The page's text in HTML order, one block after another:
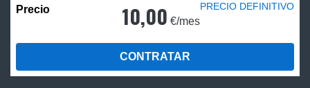
10,00 €/mes
PRECIO DEFINITIVO
CONTRATAR